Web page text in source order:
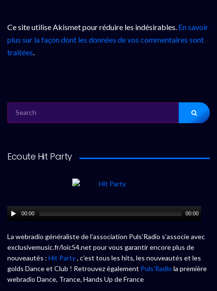
Ce site utilise Akismet pour réduire les indésirables. En savoir
plus sur la façon dont les données de vos commentaires sont
traitées.
FOR:
Ecoute Hit Party
00:00 00:00
La webradio généraliste de l’association Puls’Radio s’associe avec
exclusivemusic.fr/loic54.net pour vous garantir encore plus de
nouveautés : Hit Party, c’est tous les hits, les nouveautés et les
golds Dance et Club ! Retrouvez également Puls’Radio la première
webradio Dance, Trance, Hands Up de France